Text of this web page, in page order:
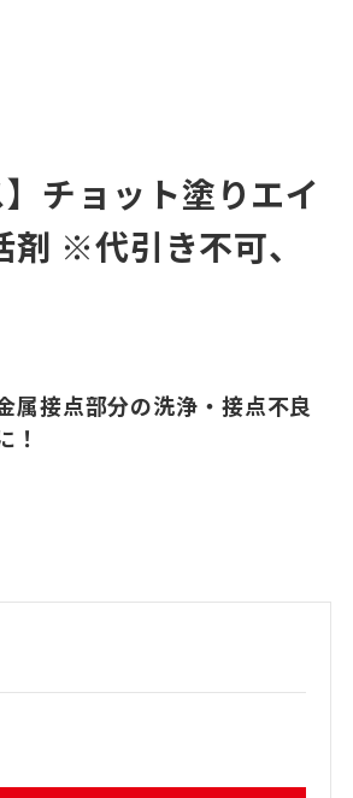
】チョット塗りエイ
剤 ※代引き不可、
属接点部分の洗浄・接点不良
！